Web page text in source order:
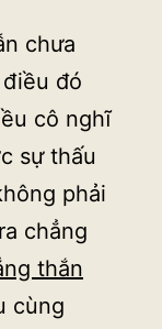
chưa
đó
cô nghĩ
sự thấu
phải
chẳng
thắn
cùng